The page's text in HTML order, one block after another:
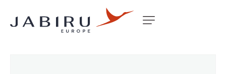
Accueil Non classé